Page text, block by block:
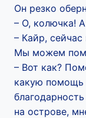
Он резко
– О, колючка!
– Кайр,
Мы можем
– Вот как?
какую помощь
на острове,